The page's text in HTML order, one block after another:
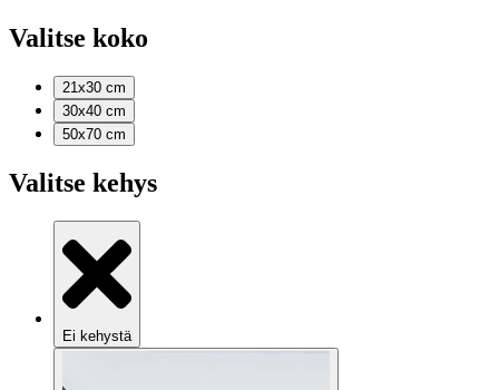
Valitse koko
21x30 cm
30x40 cm
50x70 cm
Valitse kehys
Ei kehystä